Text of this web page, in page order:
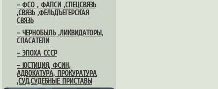
– ФСО , ФАПСИ ,СПЕЦСВЯЗЬ
,СВЯЗЬ ,ФЕЛЬДЪЕГЕРСКАЯ
СВЯЗЬ
– ЧЕРНОБЫЛЬ ,ЛИКВИДАТОРЫ,
СПАСАТЕЛИ
– ЭПОХА СССР
– ЮСТИЦИЯ, ФСИН,
АДВОКАТУРА, ПРОКУРАТУРА
,СУД,СУДЕБНЫЕ ПРИСТАВЫ